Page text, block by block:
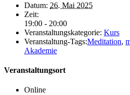
Datum: 26. Mai 2025
Zeit:
19:00 - 20:00
Veranstaltungskategorie: Kurs
Veranstaltung-Tags:Meditation,
Akademie
Veranstaltungsort
Online